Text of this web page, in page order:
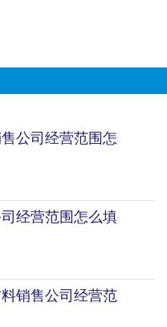
公司经营范围怎
模板）
经营范围怎么填
）
销售公司经营范
35个模板）